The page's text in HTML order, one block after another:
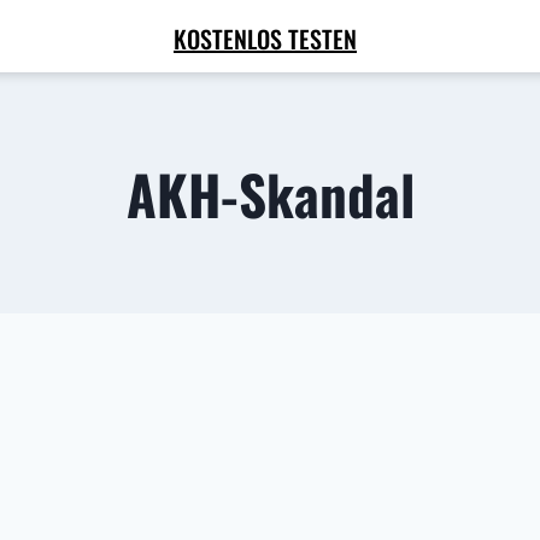
KOSTENLOS TESTEN
AKH-Skandal